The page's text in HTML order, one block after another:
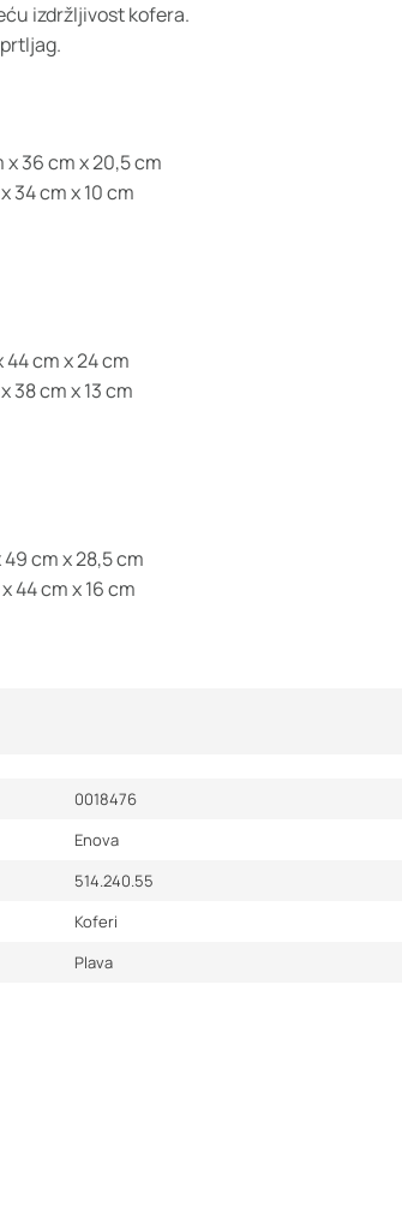
izdržljivost kofera.
36 cm x 20,5 cm
34 cm x 10 cm
cm x 24 cm
38 cm x 13 cm
cm x 28,5 cm
44 cm x 16 cm
0018476
Enova
514.240.55
Koferi
Plava